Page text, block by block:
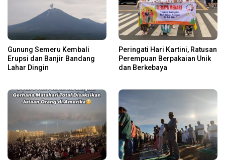
Gunung Semeru Kembali
Erupsi dan Banjir Bandang
Lahar Dingin
Peringati Hari Kartini, Ratusan
Perempuan Berpakaian Unik
dan Berkebaya